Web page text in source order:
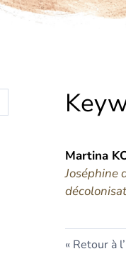
Martina
Joséphine
Retour à